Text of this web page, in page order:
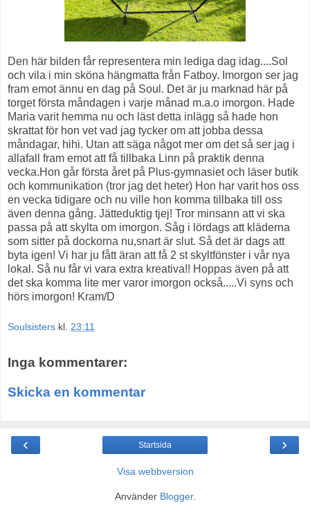
Den här bilden får representera min lediga dag idag....Sol
och vila i min sköna hängmatta från Fatboy. Imorgon ser jag
fram emot ännu en dag på Soul. Det är ju marknad här på
torget första måndagen i varje månad m.a.o imorgon. Hade
Maria varit hemma nu och läst detta inlägg så hade hon
skrattat för hon vet vad jag tycker om att jobba dessa
måndagar, hihi. Utan att säga något mer om det så ser jag i
allafall fram emot att få tillbaka Linn på praktik denna
vecka.Hon går första året på Plus-gymnasiet och läser butik
och kommunikation (tror jag det heter) Hon har varit hos oss
en vecka tidigare och nu ville hon komma tillbaka till oss
även denna gång. Jätteduktig tjej! Tror minsann att vi ska
passa på att skylta om imorgon. Såg i lördags att kläderna
som sitter på dockorna nu,snart är slut. Så det är dags att
byta igen! Vi har ju fått äran att få 2 st skyltfönster i vår nya
lokal. Så nu får vi vara extra kreativa!! Hoppas även på att
det ska komma lite mer varor imorgon också.....Vi syns och
hörs imorgon! Kram/D
Soulsisters kl. 23:11
Inga kommentarer:
Skicka en kommentar
‹ ›
Startsida
Visa webbversion
Använder Blogger.